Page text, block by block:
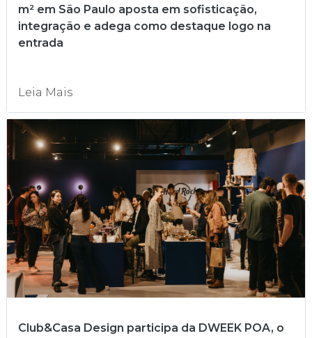
m² em São Paulo aposta em sofisticação,
integração e adega como destaque logo na
entrada
Leia Mais
Club&Casa Design participa da DWEEK POA, o